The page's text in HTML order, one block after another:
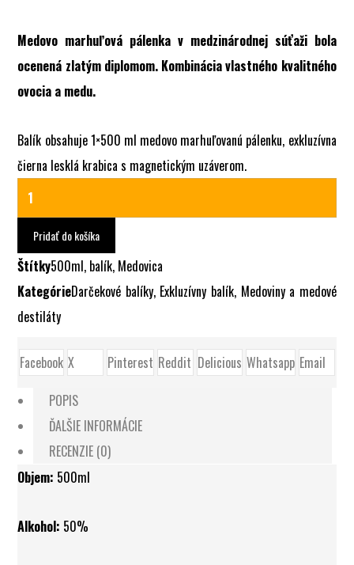
Medovo marhuľová pálenka v medzinárodnej súťaži bola
ocenená zlatým diplomom. Kombinácia vlastného kvalitného
ovocia a medu.
Balík obsahuje 1×500 ml medovo marhuľovanú pálenku, exkluzívna
čierna lesklá krabica s magnetickým uzáverom.
Pridať do košíka
Štítky500ml, balík, Medovica
KategórieDarčekové balíky, Exkluzívny balík, Medoviny a medové
destiláty
Facebook X Pinterest Reddit Delicious Whatsapp Email
POPIS
ĎALŠIE INFORMÁCIE
RECENZIE (0)
Objem: 500ml
Alkohol: 50%